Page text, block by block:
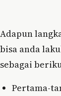
Adapun
bisa anda
sebagai
Pertama-